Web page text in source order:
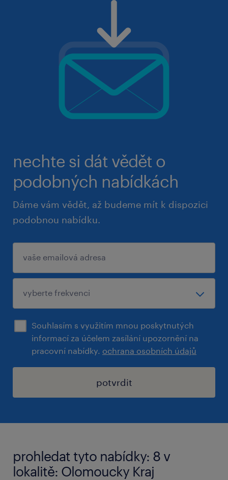
nechte si dát vědět o
podobných nabídkách
Dáme vám vědět, až budeme mít k dispozici
podobnou nabídku.
Souhlasím s využitím mnou poskytnutých
informací za účelem zasílání upozornění na
pracovní nabídky. ochrana osobních údajů
potvrdit
prohledat tyto nabídky: 8 v
lokalitě: Olomoucky Kraj